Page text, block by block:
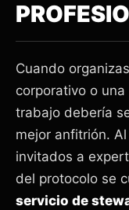
Cuando
corporativo o
trabajo debería
mejor anfitrión.
invitados a
del protocolo se
servicio de